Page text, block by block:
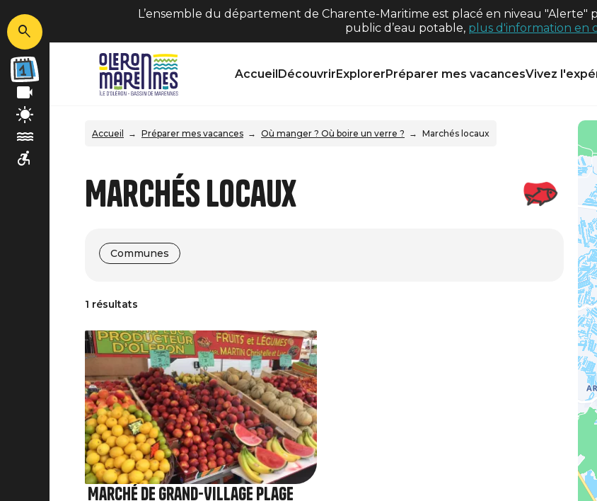
L’ensemble du département de Charente-Maritime est placé en niveau "Alerte"
public d’eau potable, plus d'information en
AccueilDécouvrirExplorerPréparer mes vacancesVivez
Accueil Préparer mes vacances Où manger ? Où boire un verre ? Marchés locaux
Marchés locaux
Communes
1 résultats
Marché de Grand-Village Plage